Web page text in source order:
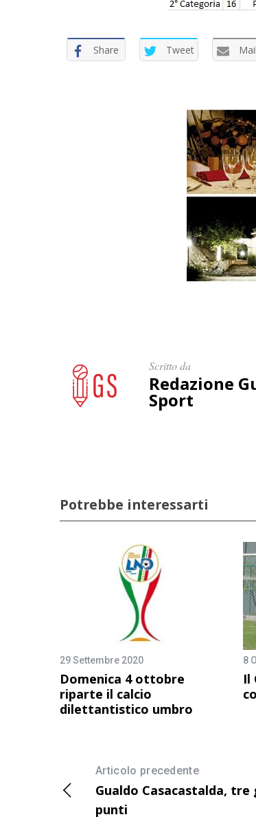
Share Tweet Mail
Scritto da
Redazione
Sport
Potrebbe interessarti
29 Settembre 2020
Domenica 4 ottobre
riparte il calcio
dilettantistico umbro
8
Il
Articolo precedente
Gualdo Casacastalda,
punti